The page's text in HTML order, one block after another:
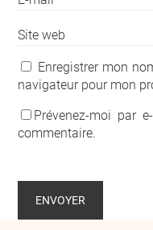
Site web
Enregistrer mon
navigateur pour mon
Prévenez-moi par
commentaire.